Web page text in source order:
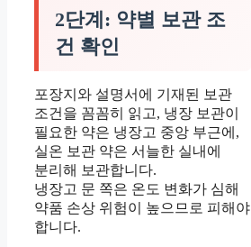
2단계: 약별 보관 조
건 확인
포장지와 설명서에 기재된 보관
조건을 꼼꼼히 읽고, 냉장 보관이
필요한 약은 냉장고 중앙 부근에,
실온 보관 약은 서늘한 실내에
분리해 보관합니다.
냉장고 문 쪽은 온도 변화가 심해
약품 손상 위험이 높으므로 피해야
합니다.